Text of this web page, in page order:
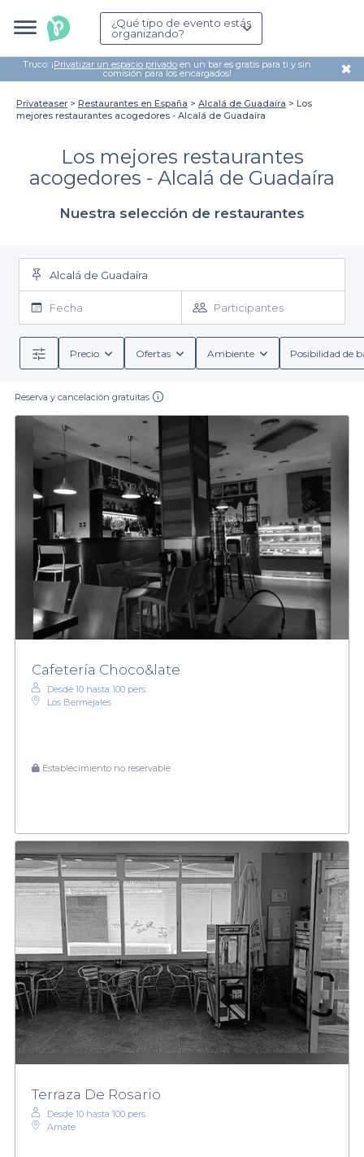
¿Qué tipo de evento estás
organizando?
Truco: ¡Privatizar un espacio privado en un bar es gratis para ti y sin
comisión para los encargados! ✖
Privateaser Restaurantes en España Alcalá de Guadaíra
Los
mejores restaurantes acogedores - Alcalá de Guadaíra
Los mejores restaurantes
acogedores - Alcalá de Guadaíra
Nuestra selección de restaurantes
Alcalá de Guadaíra
Fecha Participantes
Precio Ofertas Ambiente Posibilidad de
Reserva y cancelación gratuitas
Cafetería Choco&late
Desde 10 hasta 100 pers.
Los Bermejales
Establecimiento no reservable
Terraza De Rosario
Desde 10 hasta 100 pers.
Amate